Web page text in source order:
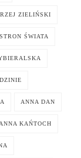
ZIELIŃSKI
ŚWIATA
ANNA DAN
ANNA KAŃTOCH